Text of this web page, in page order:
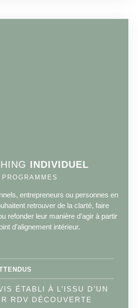
INDIVIDUEL
PROGRAMMES
entrepreneurs ou personnes en
retrouver de la clarté, faire
refonder leur manière d’agir à partir
d’alignement intérieur.
ÉTABLI À L’ISSU D’UN
RDV DÉCOUVERTE